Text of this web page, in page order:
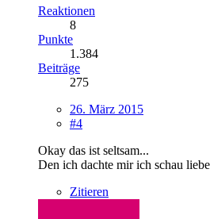
Reaktionen
8
Punkte
1.384
Beiträge
275
26. März 2015
#4
Okay das ist seltsam...
Den ich dachte mir ich schau
Zitieren